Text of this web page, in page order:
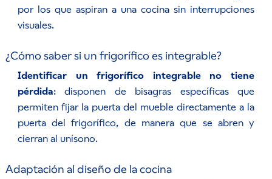
por los que aspiran a una cocina sin interrupciones
visuales.
¿Cómo saber si un frigorífico es integrable?
Identificar un frigorífico integrable no tiene
pérdida: disponen de bisagras específicas que
permiten fijar la puerta del mueble directamente a la
puerta del frigorífico, de manera que se abren y
cierran al unísono.
Adaptación al diseño de la cocina